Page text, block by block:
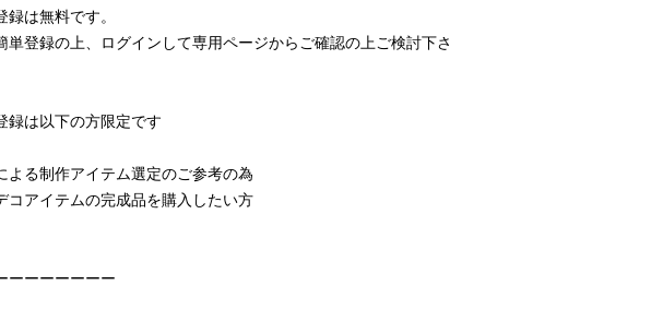
録は無料です。
単登録の上、ログインして専用ページからご確認の上ご検討下さ
録は以下の方限定です
よる制作アイテム選定のご参考の為
コアイテムの完成品を購入したい方
ーーーーーーー